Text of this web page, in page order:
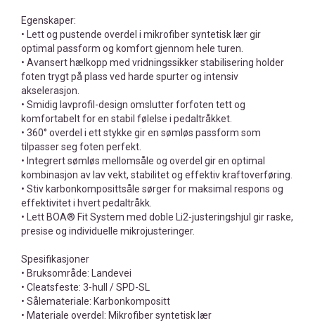
Egenskaper:
• Lett og pustende overdel i mikrofiber syntetisk lær gir
optimal passform og komfort gjennom hele turen.
• Avansert hælkopp med vridningssikker stabilisering holder
foten trygt på plass ved harde spurter og intensiv
akselerasjon.
• Smidig lavprofil-design omslutter forfoten tett og
komfortabelt for en stabil følelse i pedaltråkket.
• 360° overdel i ett stykke gir en sømløs passform som
tilpasser seg foten perfekt.
• Integrert sømløs mellomsåle og overdel gir en optimal
kombinasjon av lav vekt, stabilitet og effektiv kraftoverføring.
• Stiv karbonkomposittsåle sørger for maksimal respons og
effektivitet i hvert pedaltråkk.
• Lett BOA® Fit System med doble Li2-justeringshjul gir raske,
presise og individuelle mikrojusteringer.
Spesifikasjoner
• Bruksområde: Landevei
• Cleatsfeste: 3-hull / SPD-SL
• Sålemateriale: Karbonkompositt
• Materiale overdel: Mikrofiber syntetisk lær